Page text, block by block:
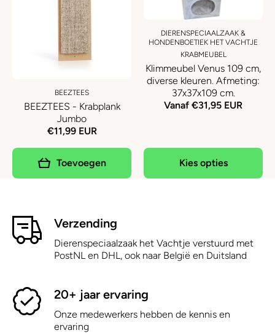
BEEZTEES
BEEZTEES - Krabplank
Jumbo
€11,99 EUR
Toevoegen
DIERENSPECIAALZAAK &
HONDENBOETIEK HET VACHTJE
KRABMEUBEL
Klimmeubel Venus 109 cm,
diverse kleuren. Afmeting:
37x37x109 cm.
Vanaf €31,95 EUR
Kies opties
Verzending
Dierenspeciaalzaak het Vachtje verstuurd met
PostNL en DHL, ook naar België en Duitsland
20+ jaar ervaring
Onze medewerkers hebben de kennis en
ervaring